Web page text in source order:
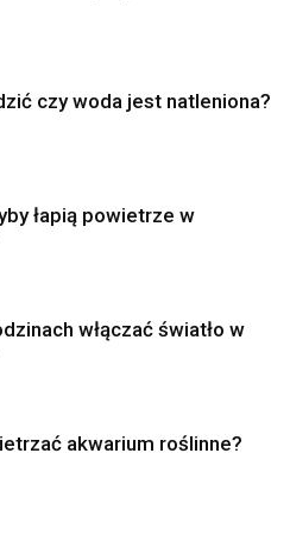
czy woda jest natleniona?
łapią powietrze w
włączać światło w
akwarium roślinne?